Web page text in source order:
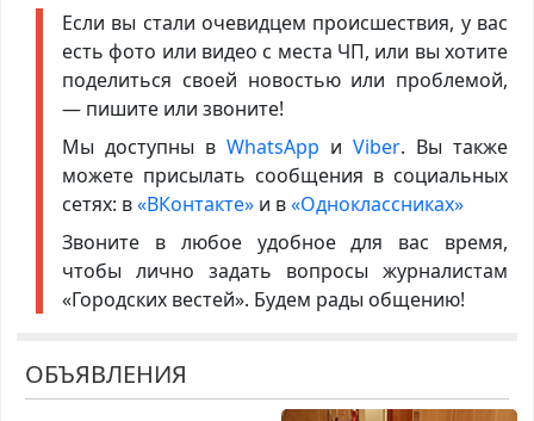
Если вы стали очевидцем происшествия, у вас
есть фото или видео с места ЧП, или вы хотите
поделиться своей новостью или проблемой,
— пишите или звоните!
Мы доступны в WhatsApp иViber. Вы также
можете присылать сообщения в социальных
сетях: в«ВКонтакте»и в«Одноклассниках»
Звоните в любое удобное для вас время,
чтобы лично задать вопросы журналистам
«Городских вестей». Будем рады общению!
ОБЪЯВЛЕНИЯ